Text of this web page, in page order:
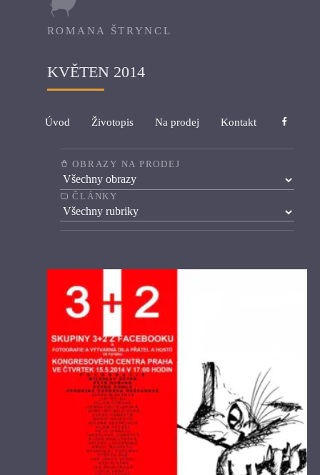
ROMANA ŠTRYNCL
KVĚTEN 2014
Úvod Životopis Na prodej Kontakt
OBRAZY NA PRODEJ
ČLÁNKY
Články